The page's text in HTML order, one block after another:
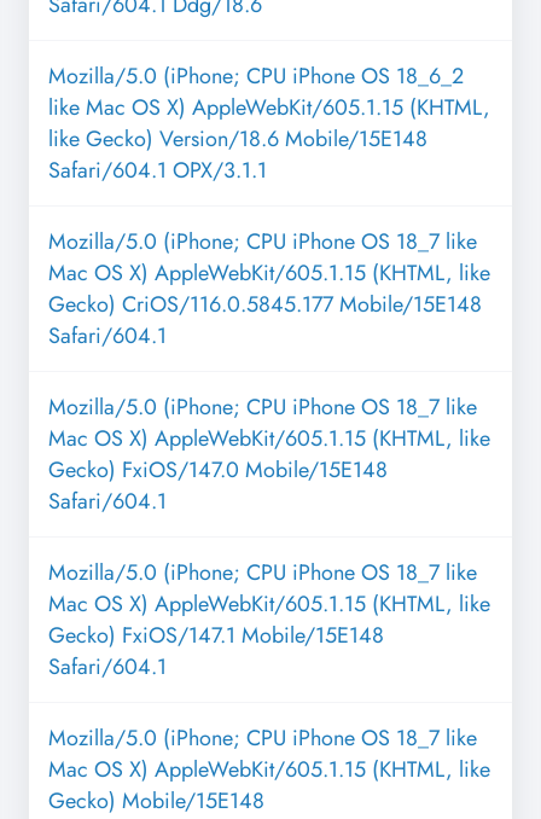
Mozilla/5.0 (iPhone; CPU iPhone OS 18_6_2
like Mac OS X) AppleWebKit/605.1.15 (KHTML,
like Gecko) Version/18.6 Mobile/15E148
Safari/604.1 OPX/3.1.1
Mozilla/5.0 (iPhone; CPU iPhone OS 18_7 like
Mac OS X) AppleWebKit/605.1.15 (KHTML, like
Gecko) CriOS/116.0.5845.177 Mobile/15E148
Safari/604.1
Mozilla/5.0 (iPhone; CPU iPhone OS 18_7 like
Mac OS X) AppleWebKit/605.1.15 (KHTML, like
Gecko) FxiOS/147.0 Mobile/15E148
Safari/604.1
Mozilla/5.0 (iPhone; CPU iPhone OS 18_7 like
Mac OS X) AppleWebKit/605.1.15 (KHTML, like
Gecko) FxiOS/147.1 Mobile/15E148
Safari/604.1
Mozilla/5.0 (iPhone; CPU iPhone OS 18_7 like
Mac OS X) AppleWebKit/605.1.15 (KHTML, like
Gecko) Mobile/15E148